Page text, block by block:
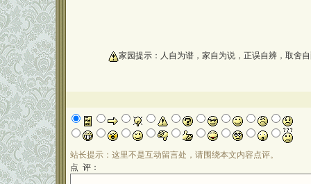
家园提示：人自为谱，家自为说，正误自辨，取舍
站长提示：这里不是互动留言处，请围绕本文内容点评。
点 评：